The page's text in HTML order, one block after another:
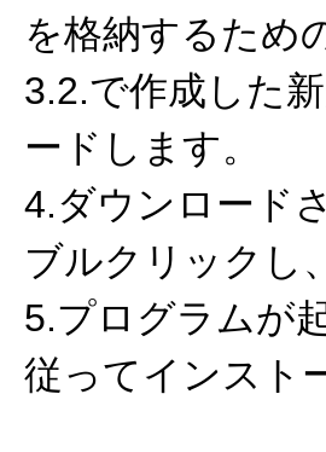
を格納するため
3.2.で作成した
ードします。
4.ダウンロード
ブルクリックし
5.プログラムが
従ってインスト